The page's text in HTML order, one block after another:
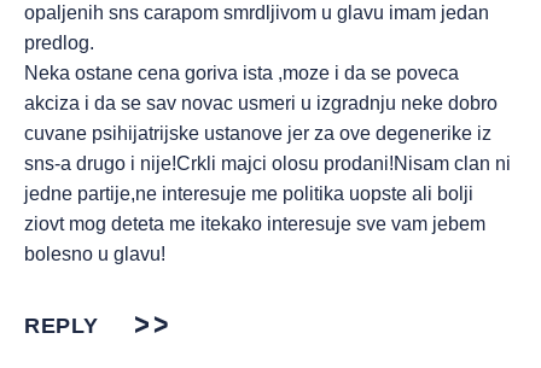
opaljenih sns carapom smrdljivom u glavu imam jedan
predlog.
Neka ostane cena goriva ista ,moze i da se poveca
akciza i da se sav novac usmeri u izgradnju neke dobro
cuvane psihijatrijske ustanove jer za ove degenerike iz
sns-a drugo i nije!Crkli majci olosu prodani!Nisam clan ni
jedne partije,ne interesuje me politika uopste ali bolji
ziovt mog deteta me itekako interesuje sve vam jebem
bolesno u glavu!
REPLY